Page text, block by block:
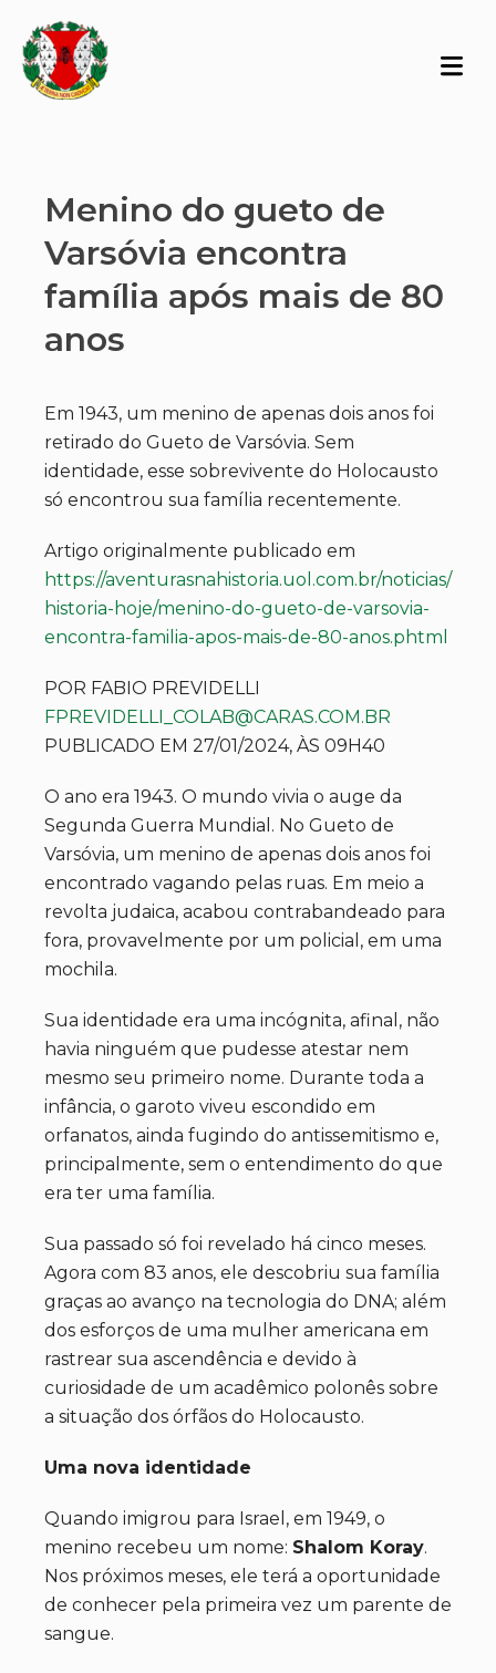
Menino do gueto de
Varsóvia encontra
família após mais de 80
anos
Em 1943, um menino de apenas dois anos foi
retirado do Gueto de Varsóvia. Sem
identidade, esse sobrevivente do Holocausto
só encontrou sua família recentemente.
Artigo originalmente publicado em
https://aventurasnahistoria.uol.com.br/noticias/
historia-hoje/menino-do-gueto-de-varsovia-
encontra-familia-apos-mais-de-80-anos.phtml
POR FABIO PREVIDELLI
FPREVIDELLI_COLAB@CARAS.COM.BR
PUBLICADO EM 27/01/2024, ÀS 09H40
O ano era 1943. O mundo vivia o auge da
Segunda Guerra Mundial. No Gueto de
Varsóvia, um menino de apenas dois anos foi
encontrado vagando pelas ruas. Em meio a
revolta judaica, acabou contrabandeado para
fora, provavelmente por um policial, em uma
mochila.
Sua identidade era uma incógnita, afinal, não
havia ninguém que pudesse atestar nem
mesmo seu primeiro nome. Durante toda a
infância, o garoto viveu escondido em
orfanatos, ainda fugindo do antissemitismo e,
principalmente, sem o entendimento do que
era ter uma família.
Sua passado só foi revelado há cinco meses.
Agora com 83 anos, ele descobriu sua família
graças ao avanço na tecnologia do DNA; além
dos esforços de uma mulher americana em
rastrear sua ascendência e devido à
curiosidade de um acadêmico polonês sobre
a situação dos órfãos do Holocausto.
Uma nova identidade
Quando imigrou para Israel, em 1949, o
menino recebeu um nome: Shalom Koray.
Nos próximos meses, ele terá a oportunidade
de conhecer pela primeira vez um parente de
sangue.